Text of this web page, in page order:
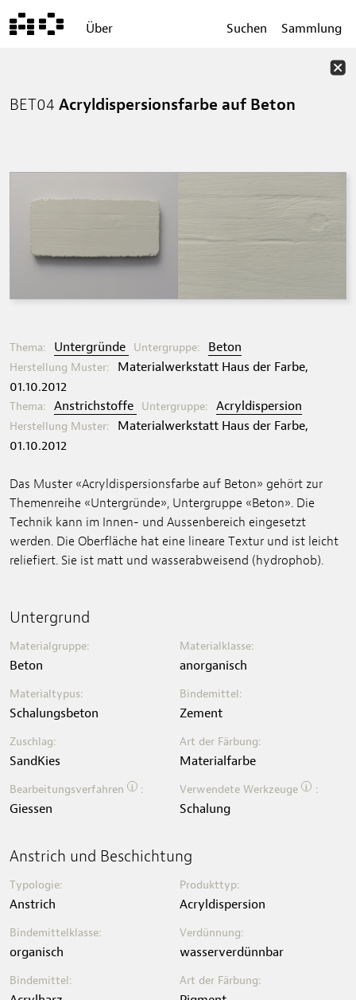
BET04 Acryldispersionsfarbe auf Beton
Thema: Untergründe Untergruppe: Beton
Herstellung Muster:
Materialwerkstatt Haus der Farbe,
01.10.2012
Thema: Anstrichstoffe Untergruppe: Acryldispersion
Herstellung Muster:
Materialwerkstatt Haus der Farbe,
01.10.2012
Das Muster «Acryldispersionsfarbe auf Beton» gehört zur
Themenreihe «Untergründe», Untergruppe «Beton». Die
Technik kann im Innen- und Aussenbereich eingesetzt
werden. Die Oberfläche hat eine lineare Textur und ist leicht
reliefiert. Sie ist matt und wasserabweisend (hydrophob).
Untergrund
Materialgruppe:
Beton
Materialklasse:
anorganisch
Materialtypus:
Schalungsbeton
Bindemittel:
Zement
Zuschlag:
SandKies
Art der Färbung:
Materialfarbe
Bearbeitungsverfahren i :
Giessen
Verwendete Werkzeuge i :
Schalung
Anstrich und Beschichtung
Typologie:
Anstrich
Produkttyp:
Acryldispersion
Bindemittelklasse:
organisch
Verdünnung:
wasserverdünnbar
Bindemittel: Art der Färbung:
Über Suchen Sammlung